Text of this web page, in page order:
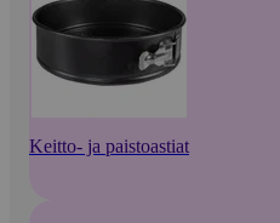
Keitto- ja paistoastiat